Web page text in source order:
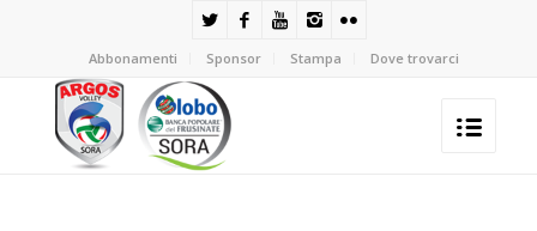
Abbonamenti Sponsor Stampa Dove trovarci